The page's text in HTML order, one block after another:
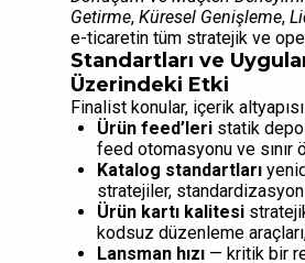
Getirme, Küresel Genişleme,
e-ticaretin tüm stratejik ve
Standartları ve
Üzerindeki Etki
Finalist konular, içerik
Ürün feed’leri statik
feed otomasyonu ve sınır
Katalog standartları
stratejiler,
Ürün kartı kalitesi
kodsuz düzenleme
Lansman hızı — kritik bir